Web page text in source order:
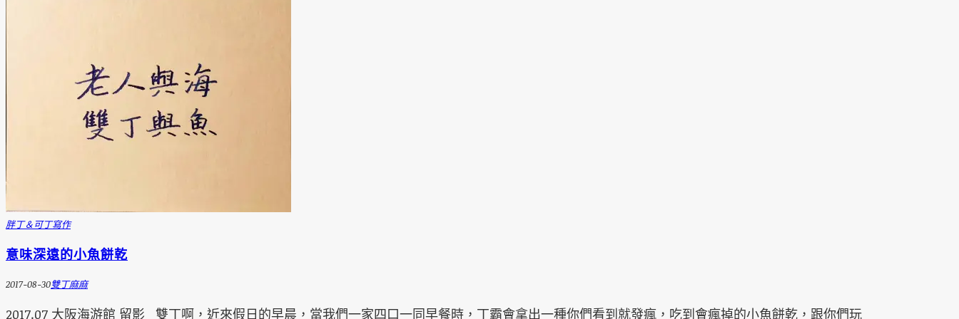
胖丁＆可丁寫作
意味深遠的小魚餅乾
2017-08-30雙丁麻麻
2017.07 大阪海游館 留影 雙丁啊，近來假日的早晨，當我們一家四口一同早餐時，丁霸會拿出一種你們看到就發瘋，吃到會瘋掉的小魚餅乾，跟你們玩